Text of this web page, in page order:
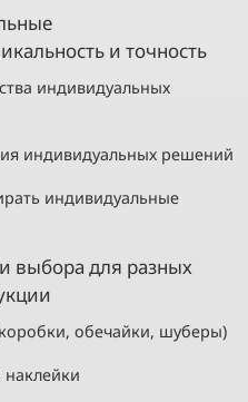
и точность
индивидуальных
индивидуальных решений
индивидуальные
выбора для разных
обечайки, шуберы)
наклейки